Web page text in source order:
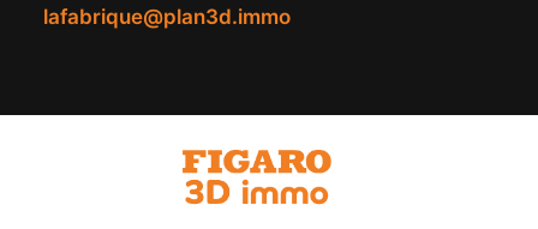
lafabrique@plan3d.immo